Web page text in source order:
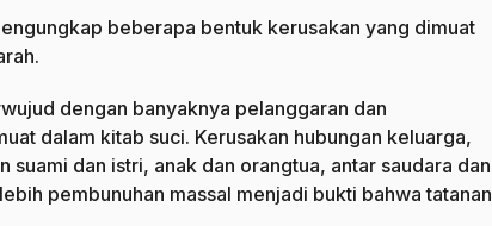
beberapa bentuk kerusakan yang dimuat
dengan banyaknya pelanggaran dan
dalam kitab suci. Kerusakan hubungan keluarga,
dan istri, anak dan orangtua, antar saudara dan
pembunuhan massal menjadi bukti bahwa tatanan